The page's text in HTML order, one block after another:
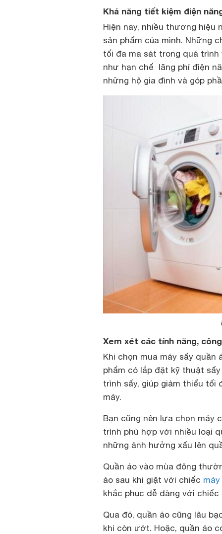
Khả năng tiết kiệm điện
Hiện nay, nhiều thương hiệu
sản phẩm của mình. Những
tối đa ma sát trong quá trình
như hạn chế lãng phí điện
những hộ gia đình và góp
Xem xét các tính năng,
Khi chọn mua máy sấy quần
phẩm có lắp đặt kỹ thuật
trình sấy, giúp giảm thiểu tối
máy.
Bạn cũng nên lựa chọn
trình phù hợp với nhiều loại
những ảnh hưởng xấu lên
Quần áo vào mùa đông
áo sau khi giặt với chiếc
khắc phục dễ dàng với chiếc
Qua đó, quần áo cũng lâu
khi còn ướt. Hoặc, quần áo